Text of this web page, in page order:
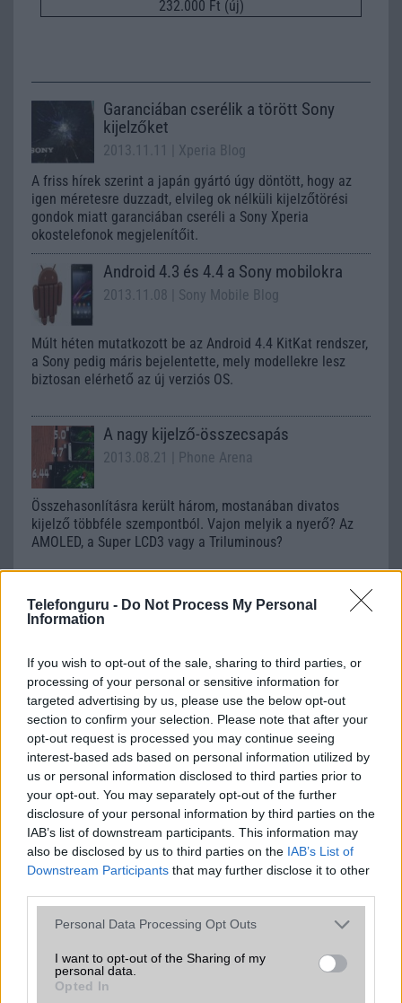
Telefonguru - Do Not Process My Personal
Information
If you wish to opt-out of the sale, sharing to third parties, or
processing of your personal or sensitive information for
targeted advertising by us, please use the below opt-out
section to confirm your selection. Please note that after your
opt-out request is processed you may continue seeing
interest-based ads based on personal information utilized by
us or personal information disclosed to third parties prior to
your opt-out. You may separately opt-out of the further
disclosure of your personal information by third parties on the
IAB’s list of downstream participants. This information may
also be disclosed by us to third parties on the IAB’s List of
Downstream Participants that may further disclose it to other
Please note that this website/app uses one or more Google
not limited to your visit or usage behaviour. You may click to
grant or deny consent to Google and its third-party tags to
use your data for below specified purposes in below Google
Personal Data Processing Opt Outs
I want to opt-out of the Sharing of my
personal data.
Opted In
232.000 Ft (új)
Garanciában cserélik a törött Sony
kijelzőket
2013.11.11
| Xperia Blog
A friss hírek szerint a japán gyártó úgy döntött, hogy az
igen méretesre duzzadt, elvileg ok nélküli kijelzőtörési
gondok miatt garanciában cseréli a Sony Xperia
okostelefonok megjelenítőit.
Android 4.3 és 4.4 a Sony mobilokra
2013.11.08 | Sony Mobile Blog
Múlt héten mutatkozott be az Android 4.4 KitKat rendszer,
a Sony pedig máris bejelentette, mely modellekre lesz
biztosan elérhető az új verziós OS.
A nagy kijelző-összecsapás
2013.08.21 | Phone Arena
Összehasonlításra került három, mostanában divatos
kijelző többféle szempontból. Vajon melyik a nyerő? Az
AMOLED, a Super LCD3 vagy a Triluminous?
A Sony álcázza mobiljait?
2013.08.13
A japán gyártó a jelek szerint bevezeti a főleg autóknál
látott álcázási lehetőséget, a körbemaszkírozást.
KAPCSOLÓDÓ HÍREK
Filmsztár lett a Huawei Ascend P1
Sony Xperia Z: Make Magic videók Japánból
Az LG trollkodik a Times Square-en!
Xperia Z Ultra: szupervékony phablet a Sonytól
Fotókon a Sony Xperia Z Ultra táblagép